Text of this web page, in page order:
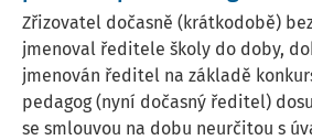
Zřizovatel dočasně (krátkodobě)
jmenoval ředitele školy do doby,
jmenován ředitel na základě
pedagog (nyní dočasný ředitel)
se smlouvou na dobu neurčitou s